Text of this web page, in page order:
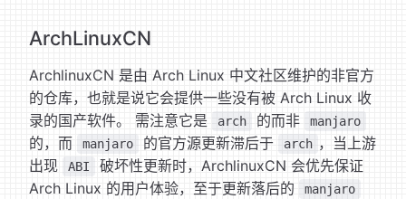
ArchLinuxCN
ArchlinuxCN 是由 Arch Linux 中文社区维护的非官方
的仓库，也就是说它会提供一些没有被 Arch Linux 收
录的国产软件。 需注意它是
arch 的而非 manjaro
的，而 manjaro 的官方源更新滞后于 arch ，当上游
出现
ABI
破坏性更新时，ArchlinuxCN 会优先保证
Arch Linux 的用户体验，至于更新落后的
manjaro